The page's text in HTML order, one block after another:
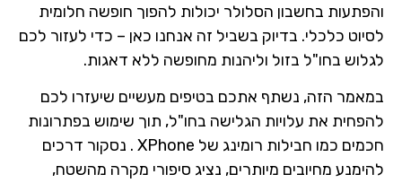
והפתעות בחשבון הסלולר יכולות להפוך חופשה חלומית
לסיוט כלכלי. בדיוק בשביל זה אנחנו כאן – כדי לעזור לכם
לגלוש בחו"ל בזול וליהנות מחופשה ללא דאגות.
במאמר הזה, נשתף אתכם בטיפים מעשיים שיעזרו לכם
להפחית את עלויות הגלישה בחו"ל, תוך שימוש בפתרונות
חכמים כמו חבילות רומינג של XPhone . נסקור דרכים
להימנע מחיובים מיותרים, נציג סיפורי מקרה מהשטח,